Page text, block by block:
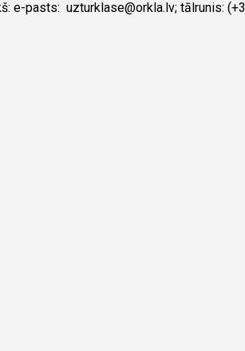
e-pasts: uzturklase@orkla.lv; tālrunis: